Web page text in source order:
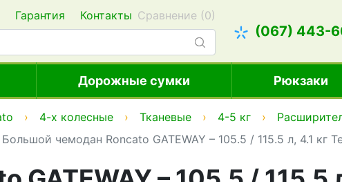
Гарантия Контакты Сравнение (0)
(067) 443-
Дорожные сумки Рюкзаки
4-х колесные Тканевые 4-5 кг
Большой чемодан Roncato GATEWAY – 105.5 / 115.5 л, 4.1 кг